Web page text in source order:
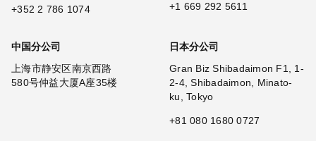
+352 2 786 1074
+1 669 292 5611
中国分公司
上海市静安区南京西路
580号仲益大厦A座35楼
日本分公司
Gran Biz Shibadaimon F1, 1-
2-4, Shibadaimon, Minato-
ku, Tokyo
+81 080 1680 0727